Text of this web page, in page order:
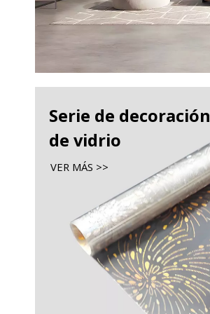
Serie de decoración
de vidrio
VER MÁS >>